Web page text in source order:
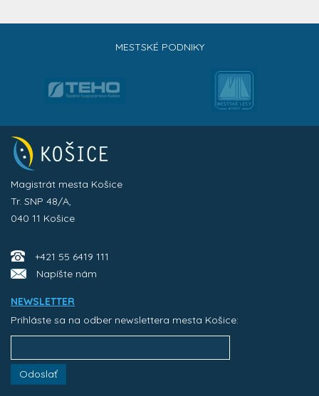
MESTSKÉ PODNIKY
Magistrát mesta Košice
Tr. SNP 48/A,
040 11 Košice
+421 55 6419 111
Napíšte nám
NEWSLETTER
Prihláste sa na odber newslettera mesta Košice:
Odoslať